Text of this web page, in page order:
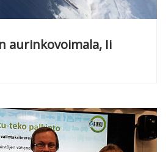
aurinkovoimala, Ii